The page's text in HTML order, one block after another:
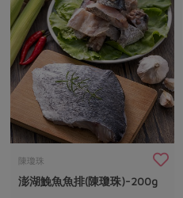
居家好物
美妝保養
家庭清潔
日用品
涼拌沙拉
飲品
主題食譜
異國料理
年菜食譜
主婦聯盟X樂齡網特約優惠案
30%rPET紅烏龍茶
2024農業發展計畫年度報告
更多議題活動
把最好的台灣味帶回家！
公益金
更多議題
生活者e週報
綠主張月刊
社員權益
合作社法規
社務專區
選舉專區
媒體報導
陳瓊珠
澎湖鮸魚魚排(陳瓊珠)-200g